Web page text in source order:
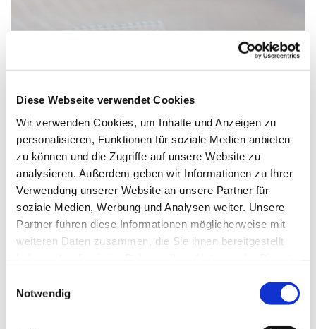
Diese Webseite verwendet Cookies
Wir verwenden Cookies, um Inhalte und Anzeigen zu
personalisieren, Funktionen für soziale Medien anbieten
zu können und die Zugriffe auf unsere Website zu
analysieren. Außerdem geben wir Informationen zu Ihrer
Verwendung unserer Website an unsere Partner für
soziale Medien, Werbung und Analysen weiter. Unsere
Partner führen diese Informationen möglicherweise mit
weiteren Daten zusammen, die Sie ihnen bereitgestellt
Notwendig
Donnerstag, 2. Dezember 2027,
19:30 - 22:00 Uhr
Rothenuffeln - Gemeindehaus,
Bäckerstraße 40, 32479 Hille